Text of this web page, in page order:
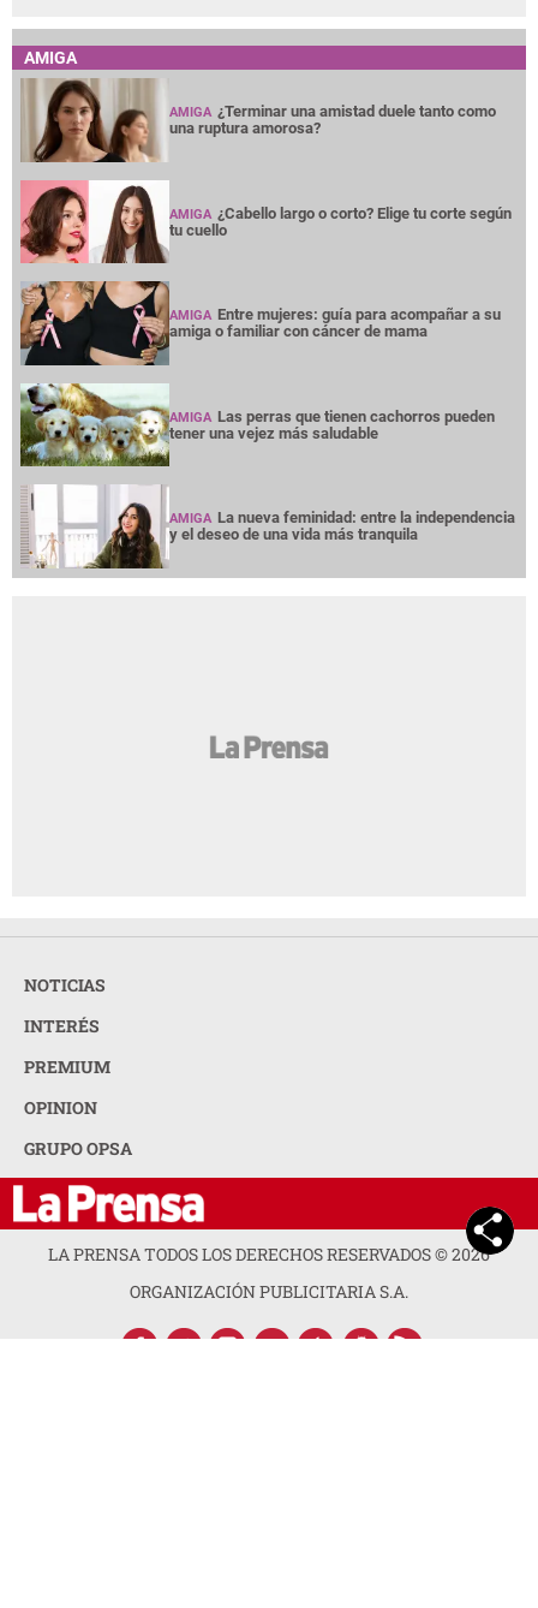
AMIGA
AMIGA ¿Terminar una amistad duele tanto como
una ruptura amorosa?
AMIGA ¿Cabello largo o corto? Elige tu corte según
tu cuello
AMIGA Entre mujeres: guía para acompañar a su
amiga o familiar con cáncer de mama
AMIGA Las perras que tienen cachorros pueden
tener una vejez más saludable
AMIGA La nueva feminidad: entre la independencia
y el deseo de una vida más tranquila
NOTICIAS
INTERÉS
PREMIUM
OPINION
GRUPO OPSA
LA PRENSA TODOS LOS DERECHOS RESERVADOS ©2026
ORGANIZACIÓN PUBLICITARIA S.A.